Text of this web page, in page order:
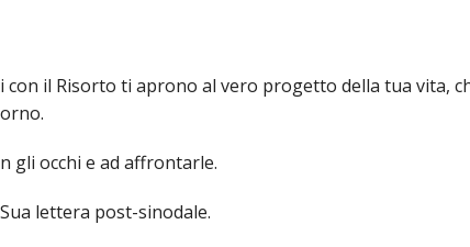
il Risorto ti aprono al vero progetto della tua vita,
gli occhi e ad affrontarle.
lettera post-sinodale.